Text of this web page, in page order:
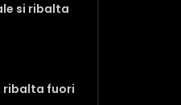
si ribalta
ribalta fuori